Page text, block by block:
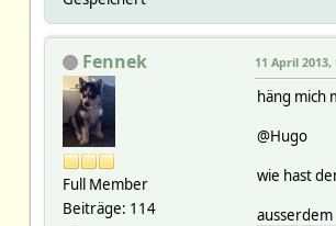
Fennek
Full Member
Beiträge: 114
11 April 2013,
häng mich
@Hugo
wie hast
ausserdem